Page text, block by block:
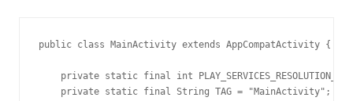
public class MainActivity extends AppCompatActivity {
private static final int
    private static final String TAG = "MainActivity";